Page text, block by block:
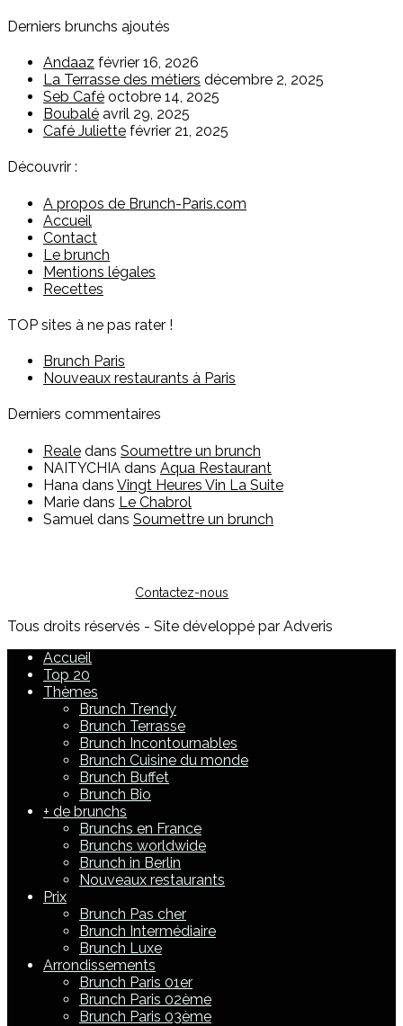
Derniers brunchs ajoutés
Andaaz février 16, 2026
La Terrasse des métiers décembre 2, 2025
Seb Café octobre 14, 2025
Boubalé avril 29, 2025
Café Juliette février 21, 2025
Découvrir :
A propos de Brunch-Paris.com
Accueil
Contact
Le brunch
Mentions légales
Recettes
TOP sites à ne pas rater !
Brunch Paris
Nouveaux restaurants à Paris
Derniers commentaires
Reale dans Soumettre un brunch
NAITYCHIA dans Aqua Restaurant
Hana dans Vingt Heures Vin La Suite
Marie dans Le Chabrol
Samuel dans Soumettre un brunch
Contactez-nous
Tous droits réservés - Site développé par Adveris
Accueil
Top 20
Thèmes
Brunch Trendy
Brunch Terrasse
Brunch Incontournables
Brunch Cuisine du monde
Brunch Buffet
Brunch Bio
+ de brunchs
Brunchs en France
Brunchs worldwide
Brunch in Berlin
Nouveaux restaurants
Prix
Brunch Pas cher
Brunch Intermédiaire
Brunch Luxe
Arrondissements
Brunch Paris 01er
Brunch Paris 02ème
Brunch Paris 03ème